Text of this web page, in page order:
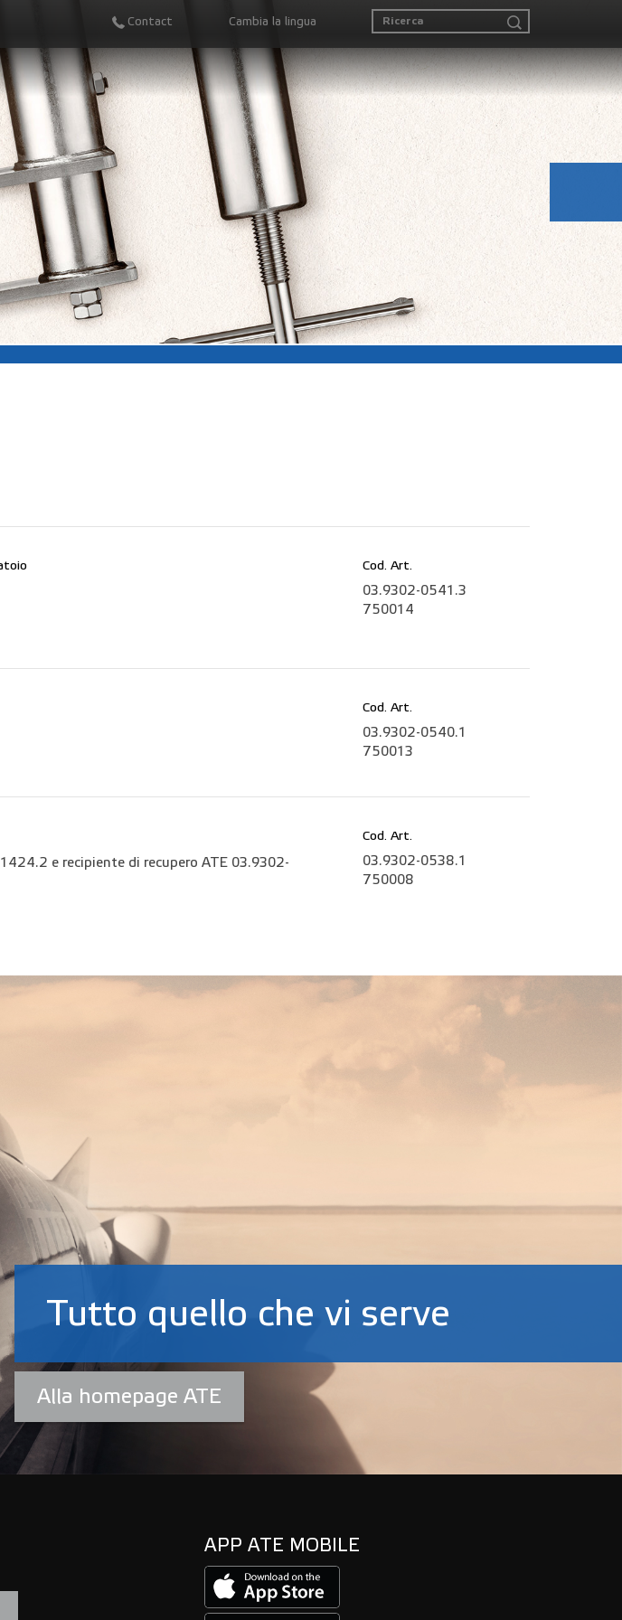
Contact Cambia la lingua
Cod. Art.
03.9302-0541.3
750014
Cod. Art.
03.9302-0540.1
750013
e recipiente di recupero ATE 03.9302-
Cod. Art.
03.9302-0538.1
750008
Tutto quello che vi serve
Alla homepage ATE
APP ATE MOBILE